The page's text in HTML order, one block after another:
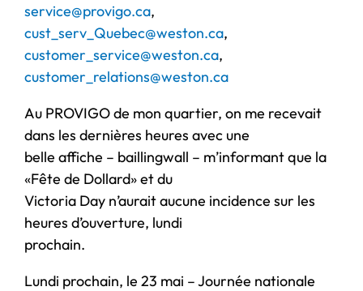
service@provigo.ca,
cust_serv_Quebec@weston.ca,
customer_service@weston.ca,
customer_relations@weston.ca
Au PROVIGO de mon quartier, on me recevait
dans les dernières heures avec une
belle affiche – baillingwall – m’informant que la
«Fête de Dollard» et du
Victoria Day n’aurait aucune incidence sur les
heures d’ouverture, lundi
prochain.
Lundi prochain, le 23 mai – Journée nationale